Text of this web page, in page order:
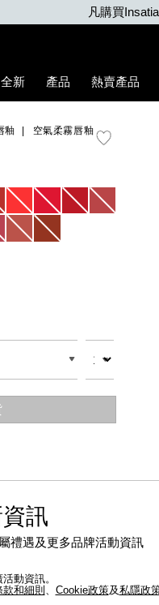
凡購買
全新
產品 熱賣產品
釉 空氣柔霧唇釉
數量
訊
禮遇及更多品牌活動資訊
動資訊。
款和細則 Cookie政策及私隱政